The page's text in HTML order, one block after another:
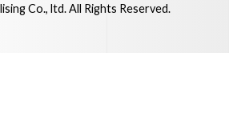
Co., ltd. All Rights Reserved.